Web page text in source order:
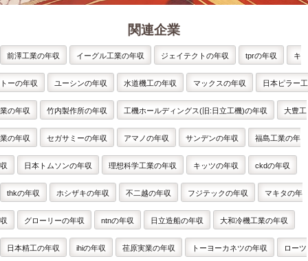
関連企業
前澤工業の年収 イーグル工業の年収 ジェイテクトの年収 tprの年収 キ
トーの年収 ユーシンの年収 水道機工の年収 マックスの年収 日本ピラー工
業の年収 竹内製作所の年収 工機ホールディングス(旧:日立工機)の年収 大豊工
業の年収 セガサミーの年収 アマノの年収 サンデンの年収 福島工業の年
収 日本トムソンの年収 理想科学工業の年収 キッツの年収 ckdの年収
thkの年収 ホシザキの年収 不二越の年収 フジテックの年収 マキタの年
収 グローリーの年収 ntnの年収 日立造船の年収 大和冷機工業の年収
日本精工の年収 ihiの年収 荏原実業の年収 トーヨーカネツの年収 ローツ